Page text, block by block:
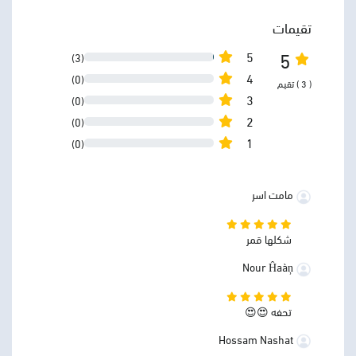
تقيمات
5
( 3 ) تقيم
5
(3)
4
(0)
3
(0)
2
(0)
1
(0)
مامت اسر
شكلها قمر
تحفه 😍😍